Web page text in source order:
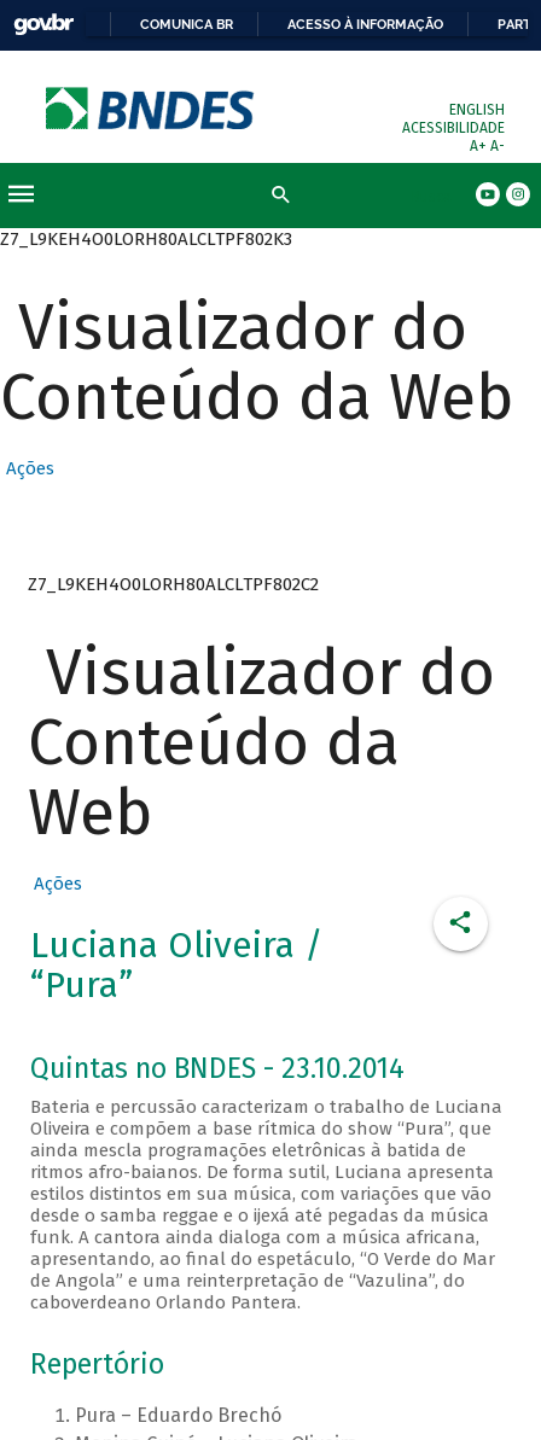
COMUNICA BR ACESSO À INFORMAÇÃO
ENGLISH
ACESSIBILIDADE
A+ A-
Z7_L9KEH4O0LORH80ALCLTPF802K3
Visualizador do
Conteúdo da Web
Ações
Z7_L9KEH4O0LORH80ALCLTPF802C2
Visualizador do
Conteúdo da
Web
Ações
Luciana Oliveira /
“Pura”
Quintas no BNDES - 23.10.2014
Bateria e percussão caracterizam o trabalho de Luciana
Oliveira e compõem a base rítmica do show “Pura”, que
ainda mescla programações eletrônicas à batida de
ritmos afro-baianos. De forma sutil, Luciana apresenta
estilos distintos em sua música, com variações que vão
desde o samba reggae e o ijexá até pegadas da música
funk. A cantora ainda dialoga com a música africana,
apresentando, ao final do espetáculo, “O Verde do Mar
de Angola” e uma reinterpretação de “Vazulina”, do
caboverdeano Orlando Pantera.
Repertório
Pura – Eduardo Brechó